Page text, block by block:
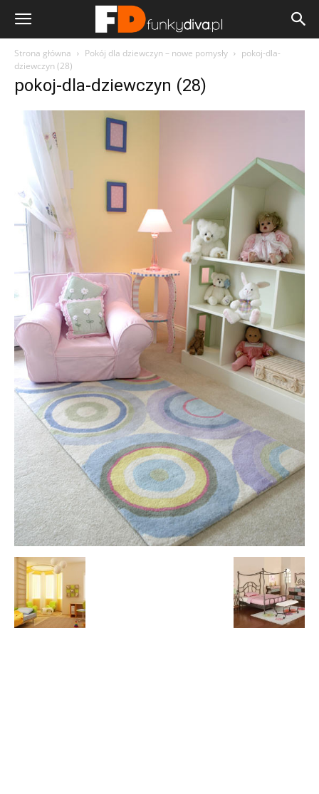
Strona główna Pokój dla dziewczyn – nowe pomysły
pokoj-dla-
dziewczyn (28)
pokoj-dla-dziewczyn (28)